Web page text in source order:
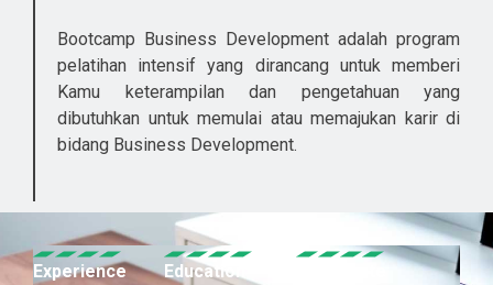
Bootcamp Business Development adalah program
pelatihan intensif yang dirancang untuk memberi
Kamu keterampilan dan pengetahuan yang
dibutuhkan untuk memulai atau memajukan karir di
bidang Business Development.
Experience
Education